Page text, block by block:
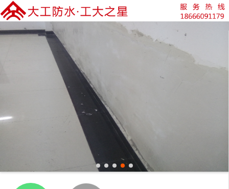
您好！欢迎来到湖北大工防水科技有限公司
登录